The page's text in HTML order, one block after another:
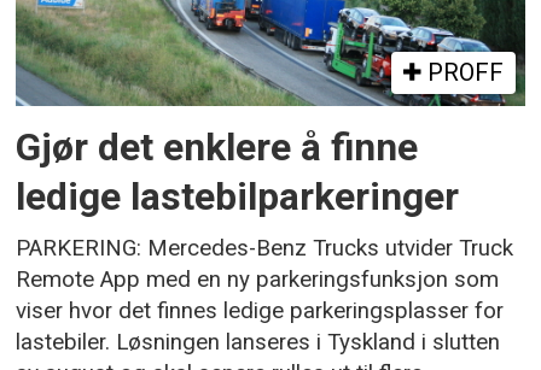
PROFF
Gjør det enklere å finne
ledige lastebilparkeringer
PARKERING: Mercedes-Benz Trucks utvider Truck
Remote App med en ny parkeringsfunksjon som
viser hvor det finnes ledige parkeringsplasser for
lastebiler. Løsningen lanseres i Tyskland i slutten